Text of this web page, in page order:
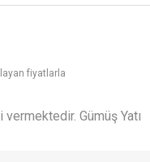
fiyatlarla
Gümüş Yatı